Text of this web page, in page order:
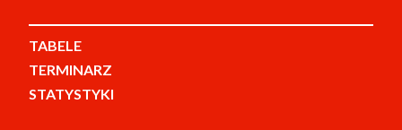
TABELE
TERMINARZ
STATYSTYKI